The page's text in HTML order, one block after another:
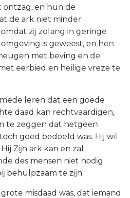
ontzag, en hun de
de ark niet minder
zij zolang in geringe
is geweest, en hen
met beving en de
eerbied en heilige vreze te
leren dat een goede
daad kan rechtvaardigen,
te zeggen dat hetgeen
goed bedoeld was. Hij wil
Zijn ark kan en zal
des mensen niet nodig
behulpzaam te zijn.
misdaad was, dat iemand